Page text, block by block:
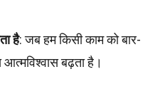
है: जब हम किसी काम को बार-
आत्मविश्वास बढ़ता है।